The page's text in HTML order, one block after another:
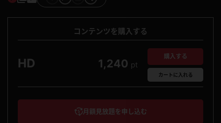
コンテンツを購入する
HD 1,240 pt
購入する
カート に入れる
月額見放題を申し込む